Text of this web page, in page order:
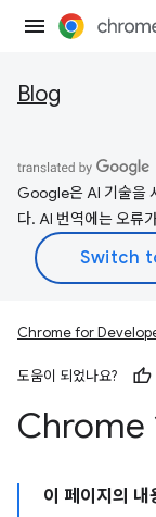
Blog
Google은 AI 기술을
다. AI 번역에는 오류
Chrome for
도움이 되었나요?
Chrome
이 페이지의 내